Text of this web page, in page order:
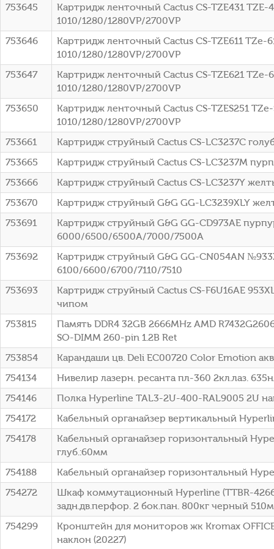
753645
Картридж ленточный Cactus CS-TZE431
1010/1280/1280VP/2700VP
753646
Картридж ленточный Cactus CS-TZE611
1010/1280/1280VP/2700VP
753647
Картридж ленточный Cactus CS-TZE621
1010/1280/1280VP/2700VP
753650
Картридж ленточный Cactus CS-TZES251
1010/1280/1280VP/2700VP
753661
Картридж струйный Cactus CS-LC3237C
753665
Картридж струйный Cactus CS-LC3237M
753666
Картридж струйный Cactus CS-LC3237Y
753670
Картридж струйный G&G GG-LC3239XLY
753691
Картридж струйный G&G GG-CD973AE
6000/6500/6500A/7000/7500A
753692
Картридж струйный G&G GG-CN054AN
6100/6600/6700/7110/7510
753693
Картридж струйный Cactus CS-F6U16AE
чипом
753815
Память DDR4 32GB 2666MHz AMD
SO-DIMM 260-pin 1.2В Ret
753854
Карандаши цв. Deli EC00720 Color Emotion
754134
Нивелир лазерн. ресанта пл-360 2кл.лаз.
754146
Полка Hyperline TAL3-2U-400-RAL9005 2U
754172
Кабельный органайзер вертикальный
754178
Кабельный органайзер горизонтальный
глуб.:60мм
754188
Кабельный органайзер горизонтальный
754272
Шкаф коммутационный Hyperline (TTBR-
задн.дв.перфор. 2 бок.пан. 800кг черный
754299
Кронштейн для мониторов жк Kromax
наклон (20227)